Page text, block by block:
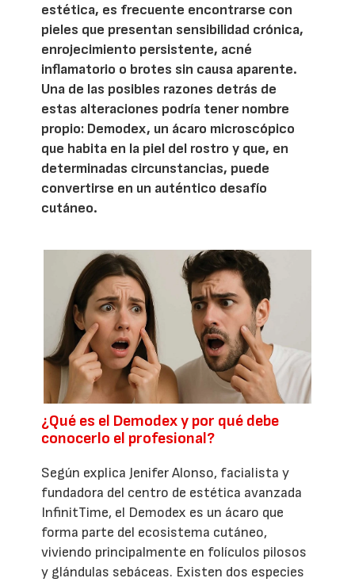
estética, es frecuente encontrarse con
pieles que presentan sensibilidad crónica,
enrojecimiento persistente, acné
inflamatorio o brotes sin causa aparente.
Una de las posibles razones detrás de
estas alteraciones podría tener nombre
propio: Demodex, un ácaro microscópico
que habita en la piel del rostro y que, en
determinadas circunstancias, puede
convertirse en un auténtico desafío
cutáneo.
¿Qué es el Demodex y por qué debe
conocerlo el profesional?
Según explica Jenifer Alonso, facialista y
fundadora del centro de estética avanzada
InfinitTime, el Demodex es un ácaro que
forma parte del ecosistema cutáneo,
viviendo principalmente en folículos pilosos
y glándulas sebáceas. Existen dos especies